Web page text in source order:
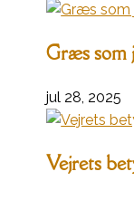
Græs
jul 28, 2025
Vejrets